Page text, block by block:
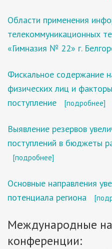
Области применения
телекоммуникационных
«Гимназия № 22» г.
Фискальное содержание
физических лиц и
поступление
[подробнее]
Выявление резервов
поступлений в бюджеты
[подробнее]
Основные направления
потенциала региона
Международные
конференции: